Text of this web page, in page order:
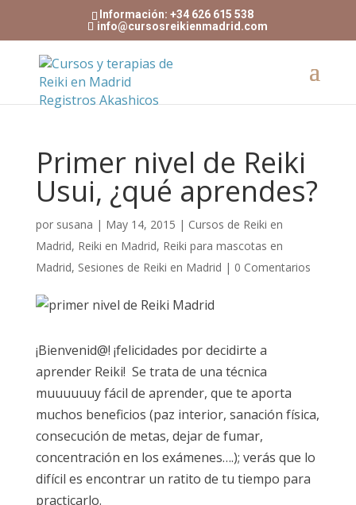
Información: +34 626 615 538
info@cursosreikienmadrid.com
Primer nivel de Reiki
Usui, ¿qué aprendes?
por susana | May 14, 2015 | Cursos de Reiki en
Madrid, Reiki en Madrid, Reiki para mascotas en
Madrid, Sesiones de Reiki en Madrid | 0 Comentarios
¡Bienvenid@! ¡felicidades por decidirte a
aprender Reiki! Se trata de una técnica
muuuuuuy fácil de aprender, que te aporta
muchos beneficios (paz interior, sanación física,
consecución de metas, dejar de fumar,
concentración en los exámenes….); verás que lo
difícil es encontrar un ratito de tu tiempo para
practicarlo.